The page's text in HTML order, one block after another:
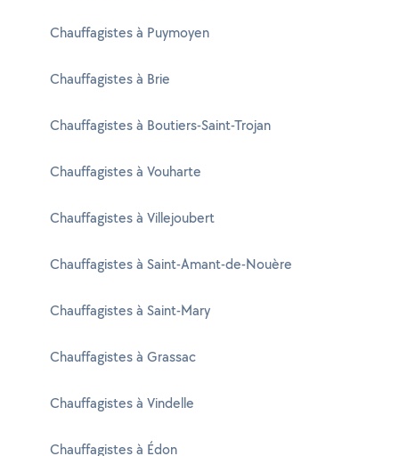
Chauffagistes à Puymoyen
Chauffagistes à Brie
Chauffagistes à Boutiers-Saint-Trojan
Chauffagistes à Vouharte
Chauffagistes à Villejoubert
Chauffagistes à Saint-Amant-de-Nouère
Chauffagistes à Saint-Mary
Chauffagistes à Grassac
Chauffagistes à Vindelle
Chauffagistes à Édon